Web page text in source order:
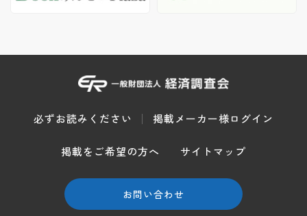
必ずお読みください 掲載メーカー様ログイン
掲載をご希望の方へ サイトマップ
お問い合わせ